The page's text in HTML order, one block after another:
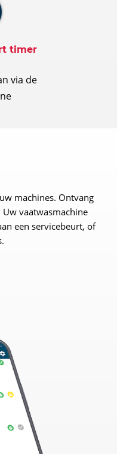
timer
via de
machines. Ontvang
vaatwasmachine
een servicebeurt, of